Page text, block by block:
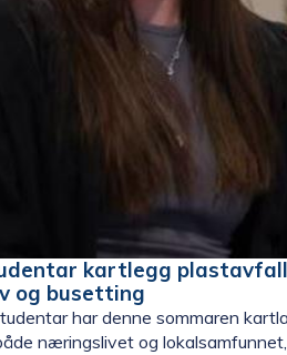
kartlegg plastavfall
og busetting
har denne sommaren
næringslivet og lokalsamfunnet,